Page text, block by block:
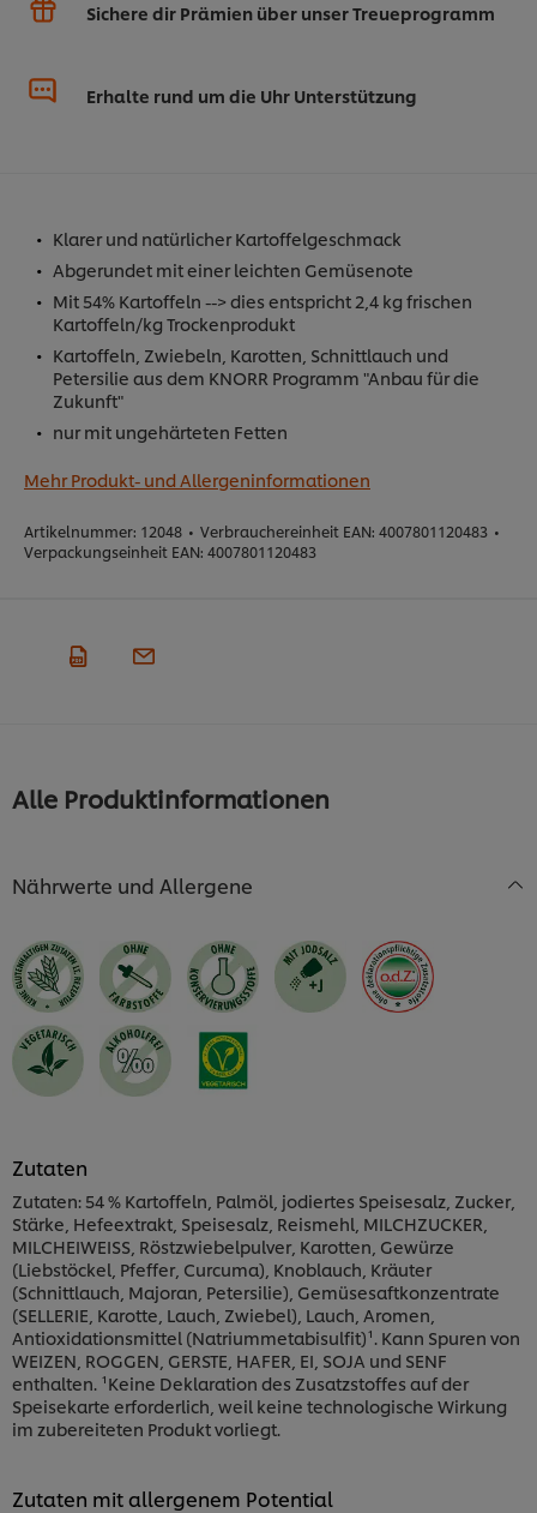
Sichere dir Prämien über unser Treueprogramm
Erhalte rund um die Uhr Unterstützung
Klarer und natürlicher Kartoffelgeschmack
Abgerundet mit einer leichten Gemüsenote
Mit 54% Kartoffeln --> dies entspricht 2,4 kg frischen
Kartoffeln/kg Trockenprodukt
Kartoffeln, Zwiebeln, Karotten, Schnittlauch und
Petersilie aus dem KNORR Programm "Anbau für die
Zukunft"
nur mit ungehärteten Fetten
Mehr Produkt- und Allergeninformationen
Artikelnummer: 12048 • Verbrauchereinheit EAN: 4007801120483 •
Verpackungseinheit EAN: 4007801120483
Alle Produktinformationen
Nährwerte und Allergene
Zutaten
Zutaten: 54 % Kartoffeln, Palmöl, jodiertes Speisesalz, Zucker,
Stärke, Hefeextrakt, Speisesalz, Reismehl, MILCHZUCKER,
MILCHEIWEISS, Röstzwiebelpulver, Karotten, Gewürze
(Liebstöckel, Pfeffer, Curcuma), Knoblauch, Kräuter
(Schnittlauch, Majoran, Petersilie), Gemüsesaftkonzentrate
(SELLERIE, Karotte, Lauch, Zwiebel), Lauch, Aromen,
Antioxidationsmittel (Natriummetabisulfit)¹. Kann Spuren von
WEIZEN, ROGGEN, GERSTE, HAFER, EI, SOJA und SENF
enthalten. ¹Keine Deklaration des Zusatzstoffes auf der
Speisekarte erforderlich, weil keine technologische Wirkung
im zubereiteten Produkt vorliegt.
Zutaten mit allergenem Potential